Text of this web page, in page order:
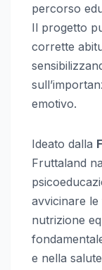
percorso
Il progetto
corrette
emotivo.
Ideato dalla
Fruttaland
avvicinare le
nutrizione
e nella